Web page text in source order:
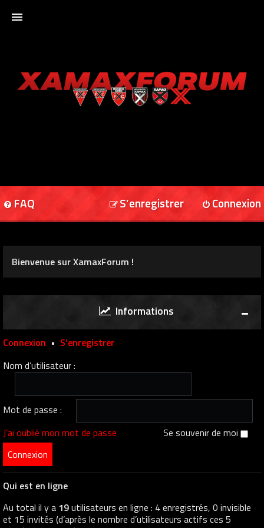
XAMAXFORUM
FAQ Connexion
S’enregistrer
Bienvenue sur XamaxForum !
Informations
Connexion • S’enregistrer
Nom d’utilisateur :
Mot de passe :
J’ai oublié mon mot de passe
Se souvenir de moi
Qui est en ligne
Au total il y a 19utilisateurs en ligne : 4 enregistrés, 0 invisible
et 15 invités (d’après le nombre d’utilisateurs actifs ces 5